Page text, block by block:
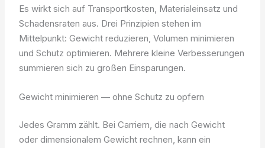
Es wirkt sich auf Transportkosten, Materialeinsatz und
Schadensraten aus. Drei Prinzipien stehen im
Mittelpunkt: Gewicht reduzieren, Volumen minimieren
und Schutz optimieren. Mehrere kleine Verbesserungen
summieren sich zu großen Einsparungen.
Gewicht minimieren — ohne Schutz zu opfern
Jedes Gramm zählt. Bei Carriern, die nach Gewicht
oder dimensionalem Gewicht rechnen, kann ein